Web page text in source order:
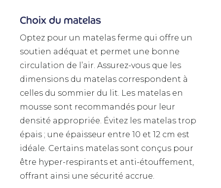
Choix du matelas
Optez pour un matelas ferme qui offre un
soutien adéquat et permet une bonne
circulation de l’air. Assurez-vous que les
dimensions du matelas correspondent à
celles du sommier du lit. Les matelas en
mousse sont recommandés pour leur
densité appropriée. Évitez les matelas trop
épais ; une épaisseur entre 10 et 12 cm est
idéale. Certains matelas sont conçus pour
être hyper-respirants et anti-étouffement,
offrant ainsi une sécurité accrue.